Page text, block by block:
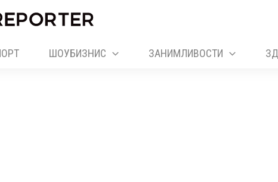
ШОУБИЗНИС ЗАНИМЛИВОСТИ